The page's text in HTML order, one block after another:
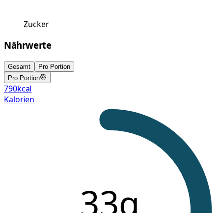
Zucker
Nährwerte
Gesamt
Pro Portion
Pro Portion
790kcal
Kalorien
33g